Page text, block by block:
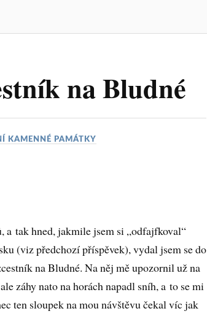
na Bludné
KAMENNÉ PAMÁTKY
a tak hned, jakmile jsem si „odfajfkoval“
(viz předchozí příspěvek), vydal jsem se do
na Bludné. Na něj mě upozornil už na
záhy nato na horách napadl sníh, a to se mi
ten sloupek na mou návštěvu čekal víc jak